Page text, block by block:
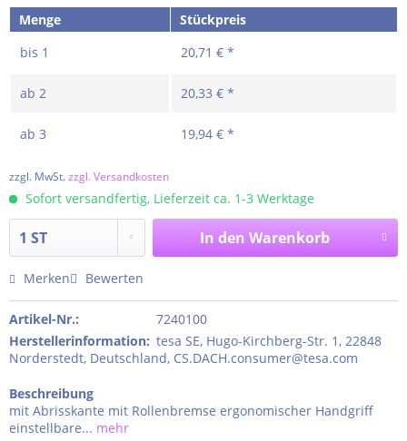
Menge
Stückpreis
bis 1 20,71 € *
ab 2 20,33 € *
ab 3 19,94 € *
zzgl. MwSt.zzgl. Versandkosten
Sofort versandfertig, Lieferzeit ca. 1-3 Werktage
In den Warenkorb
Merken Bewerten
Artikel-Nr.:
7240100
Herstellerinformation: tesa SE, Hugo-Kirchberg-Str. 1, 22848
Norderstedt, Deutschland, CS.DACH.consumer@tesa.com
Beschreibung
mit Abrisskante mit Rollenbremse ergonomischer Handgriff
einstellbare... mehr